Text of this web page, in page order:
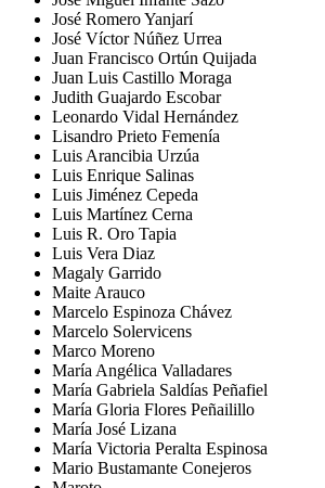
José Romero Yanjarí
José Víctor Núñez Urrea
Juan Francisco Ortún Quijada
Juan Luis Castillo Moraga
Judith Guajardo Escobar
Leonardo Vidal Hernández
Lisandro Prieto Femenía
Luis Arancibia Urzúa
Luis Enrique Salinas
Luis Jiménez Cepeda
Luis Martínez Cerna
Luis R. Oro Tapia
Luis Vera Diaz
Magaly Garrido
Maite Arauco
Marcelo Espinoza Chávez
Marcelo Solervicens
Marco Moreno
María Angélica Valladares
María Gabriela Saldías Peñafiel
María Gloria Flores Peñailillo
María José Lizana
María Victoria Peralta Espinosa
Mario Bustamante Conejeros